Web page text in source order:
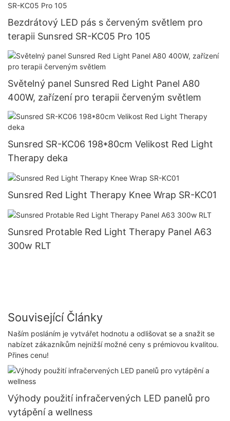
Bezdrátový LED pás s červeným světlem pro
terapii Sunsred SR-KC05 Pro 105
Světelný panel Sunsred Red Light Panel A80
400W, zařízení pro terapii červeným světlem
Sunsred SR-KC06 198*80cm Velikost Red Light
Therapy deka
Sunsred Red Light Therapy Knee Wrap SR-KC01
Sunsred Protable Red Light Therapy Panel A63
300w RLT
Související Články
Naším posláním je vytvářet hodnotu a odlišovat se a snažit se
nabízet zákazníkům nejnižší možné ceny s prémiovou kvalitou.
Přines cenu!
Výhody použití infračervených LED panelů pro
vytápění a wellness